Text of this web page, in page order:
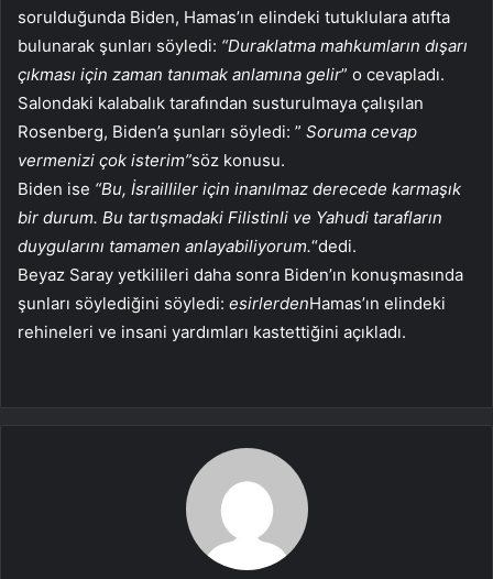
sorulduğunda Biden, Hamas’ın elindeki tutuklulara atıfta
bulunarak şunları söyledi: “Duraklatma mahkumların dışarı
çıkması için zaman tanımak anlamına gelir” o cevapladı.
Salondaki kalabalık tarafından susturulmaya çalışılan
Rosenberg, Biden’a şunları söyledi: ” Soruma cevap
vermenizi çok isterim”söz konusu.
Biden ise “Bu, İsrailliler için inanılmaz derecede karmaşık
bir durum. Bu tartışmadaki Filistinli ve Yahudi tarafların
duygularını tamamen anlayabiliyorum.“dedi.
Beyaz Saray yetkilileri daha sonra Biden’ın konuşmasında
şunları söylediğini söyledi: esirlerdenHamas’ın elindeki
rehineleri ve insani yardımları kastettiğini açıkladı.